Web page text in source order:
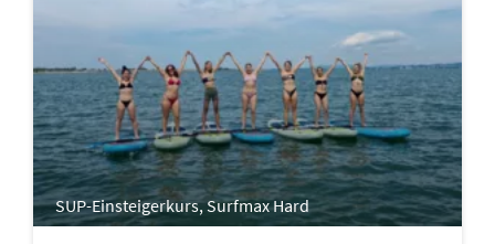
SUP-Einsteigerkurs, Surfmax Hard